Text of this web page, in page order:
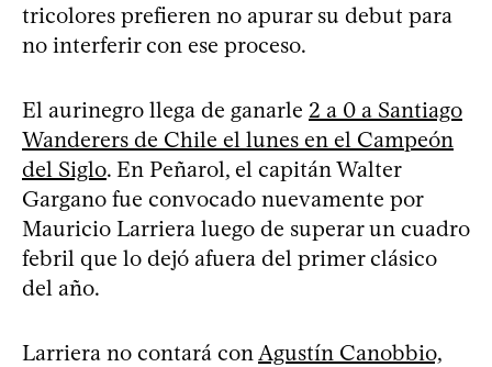
tricolores prefieren no apurar su debut para
no interferir con ese proceso.
El aurinegro llega de ganarle 2 a 0 a Santiago
Wanderers de Chile el lunes en el Campeón
del Siglo. En Peñarol, el capitán Walter
Gargano fue convocado nuevamente por
Mauricio Larriera luego de superar un cuadro
febril que lo dejó afuera del primer clásico
del año.
Larriera no contará con Agustín Canobbio,